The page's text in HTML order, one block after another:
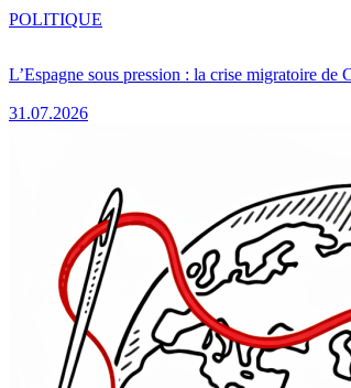
L’Espagne sous pression : la crise migratoire de
31.07.2026
POLITIQUE